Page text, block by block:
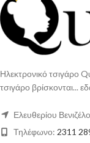
Ηλεκτρονικό τσιγάρο
τσιγάρο βρίσκονται...
Ελευθερίου
Τηλέφωνο: 2311